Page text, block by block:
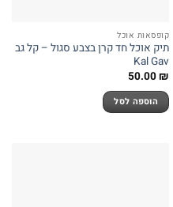
קופסאות אוכל
תיק אוכל חד קרן בצבע סגול – קל גב
Kal Gav
50.00₪
הוספה לסל